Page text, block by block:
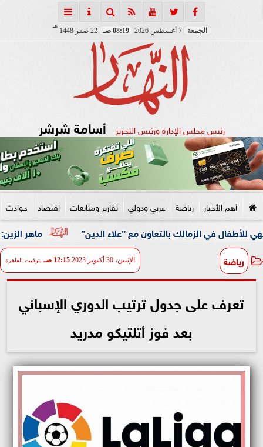
الجمعة 7 أغسطس 2026 08:19 صـ 22 صفر 1448
هـ
رئيس مجلس الإدارة ورئيس التحرير أسامة شرشر
أهم الأخبار رياضة عربي ودولي تقارير ومتابعات اقتصاد حوادث
ماهر الزين: 25 حافلة تُعيد 1250 سودانيًا ضمن الفوج الـ41.. والالتزام بوثائق السفر عزز انسيابية العودة الطوعية الزمالك بالتعاون مع ”علاء الدين”
رياضة الإثنين، 30 أكتوبر 2023 12:15 صـ بتوقيت القاهرة
تعرف على جدول ترتيب الدوري الإسباني
بعد فوز أتلتيكو مدريد